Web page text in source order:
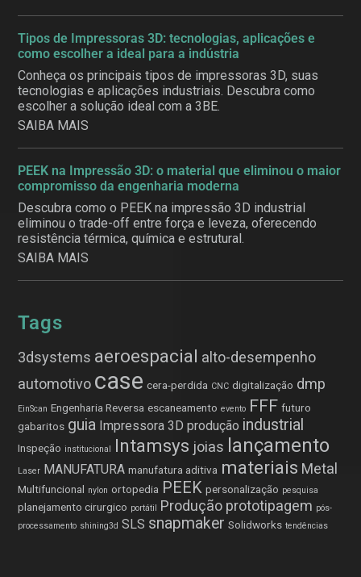
Tipos de Impressoras 3D: tecnologias, aplicações e
como escolher a ideal para a indústria
Conheça os principais tipos de impressoras 3D, suas
tecnologias e aplicações industriais. Descubra como
escolher a solução ideal com a 3BE.
SAIBA MAIS
PEEK na Impressão 3D: o material que eliminou o maior
compromisso da engenharia moderna
Descubra como o PEEK na impressão 3D industrial
eliminou o trade-off entre força e leveza, oferecendo
resistência térmica, química e estrutural.
SAIBA MAIS
Tags
3dsystems aeroespacial alto-desempenho
automotivo case cera-perdida CNC digitalização dmp
EinScan Engenharia Reversa escaneamento evento FFF futuro
gabaritos guia Impressora 3D produção industrial
Inspeção institucional Intamsys joias lançamento
Laser MANUFATURA manufatura aditiva materiais Metal
Multifuncional nylon ortopedia PEEK personalização pesquisa
planejamento cirurgico portátil Produção prototipagem pós-
processamento shining3d SLS snapmaker Solidworks tendências